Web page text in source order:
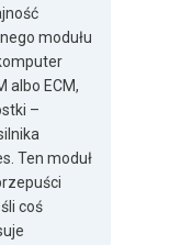
modułu
albo ECM,
–
Ten moduł
coś